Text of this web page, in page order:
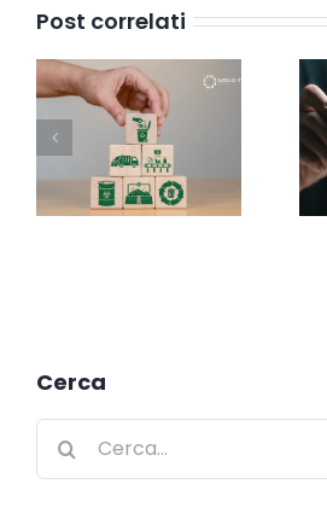
Post correlati
Cerca
Cerca
per: